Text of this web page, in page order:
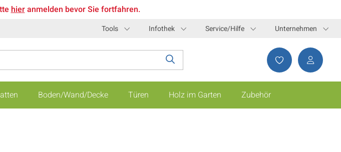
hieranmelden bevor Sie fortfahren.
Tools Infothek Service/Hilfe Unternehmen
Boden/Wand/Decke Türen Holz im Garten Zubehör